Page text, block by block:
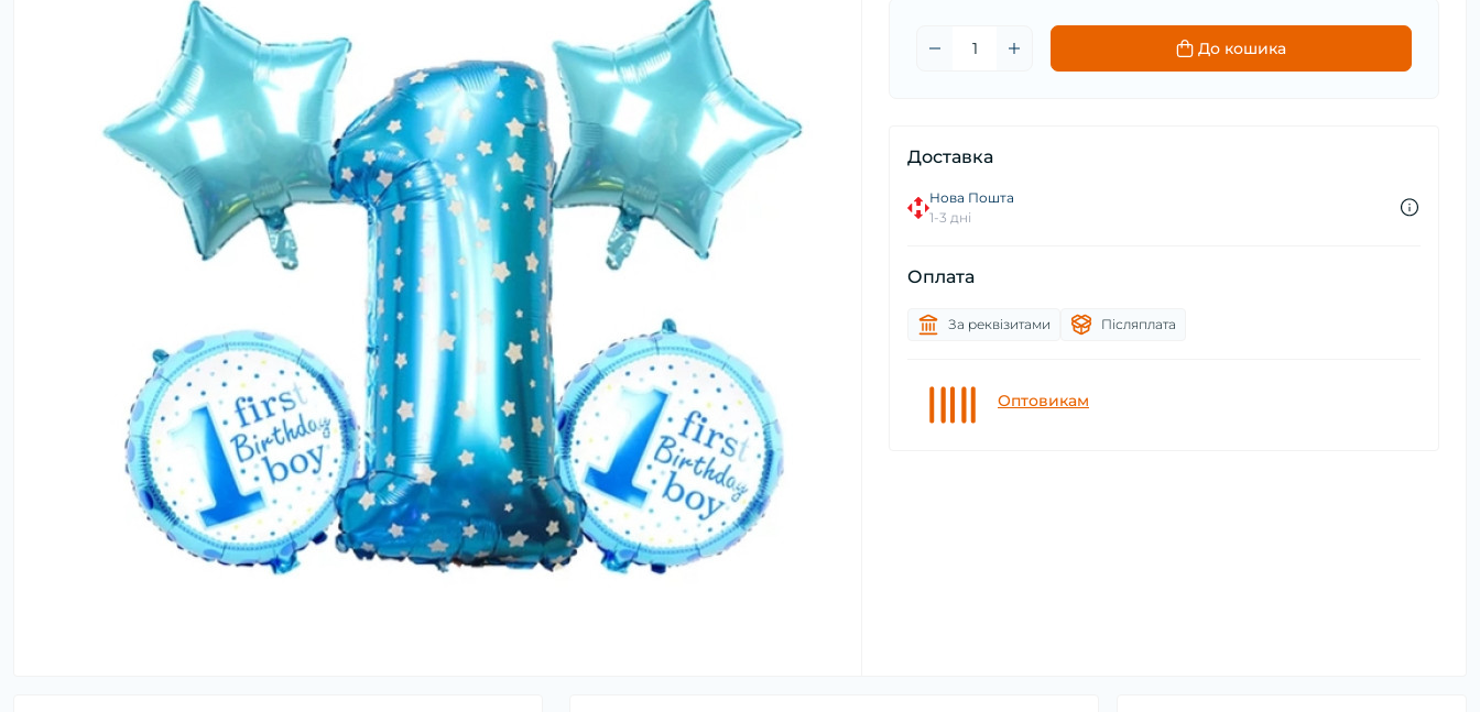
До кошика
Доставка
Нова Пошта
1-3 дні
Оплата
За реквізитами Післяплата
Оптовикам